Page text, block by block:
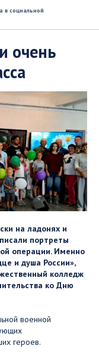
в социальной
очень
на ладонях и
портреты
операции. Именно
и душа России»,
колледж
ко Дню
военной
героев.